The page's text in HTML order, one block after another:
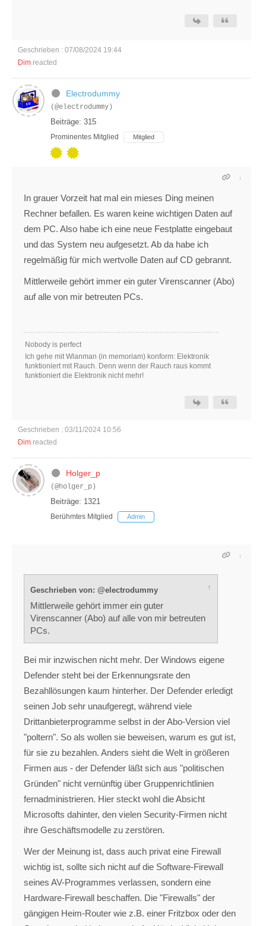
Geschrieben : 07/08/2024 19:44
Dim reacted
Electrodummy
(@electrodummy)
Beiträge: 315
Prominentes Mitglied Mitglied
In grauer Vorzeit hat mal ein mieses Ding meinen
Rechner befallen. Es waren keine wichtigen Daten auf
dem PC. Also habe ich eine neue Festplatte eingebaut
und das System neu aufgesetzt. Ab da habe ich
regelmäßig für mich wertvolle Daten auf CD gebrannt.
Mittlerweile gehört immer ein guter Virenscanner (Abo)
auf alle von mir betreuten PCs.
Nobody is perfect
Ich gehe mit Wlanman (in memoriam) konform: Elektronik
funktioniert mit Rauch. Denn wenn der Rauch raus kommt
funktioniert die Elektronik nicht mehr!
Geschrieben : 03/11/2024 10:56
Dim reacted
Holger_p
(@holger_p)
Beiträge: 1321
Berühmtes Mitglied Admin
Geschrieben von: @electrodummy ↑
Mittlerweile gehört immer ein guter
Virenscanner (Abo) auf alle von mir betreuten
PCs.
Bei mir inzwischen nicht mehr. Der Windows eigene
Defender steht bei der Erkennungsrate den
Bezahllösungen kaum hinterher. Der Defender erledigt
seinen Job sehr unaufgeregt, während viele
Drittanbieterprogramme selbst in der Abo-Version viel
"poltern". So als wollen sie beweisen, warum es gut ist,
für sie zu bezahlen. Anders sieht die Welt in größeren
Firmen aus - der Defender läßt sich aus "politischen
Gründen" nicht vernünftig über Gruppenrichtlinien
fernadministrieren. Hier steckt wohl die Absicht
Microsofts dahinter, den vielen Security-Firmen nicht
ihre Geschäftsmodelle zu zerstören.
Wer der Meinung ist, dass auch privat eine Firewall
wichtig ist, sollte sich nicht auf die Software-Firewall
seines AV-Programmes verlassen, sondern eine
Hardware-Firewall beschaffen. Die "Firewalls" der
gängigen Heim-Router wie z.B. einer Fritzbox oder den